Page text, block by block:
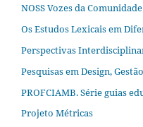
NOSS Vozes da Comunidade
Os Estudos Lexicais em
Perspectivas
Pesquisas em Design,
PROFCIAMB. Série guias
Projeto Métricas